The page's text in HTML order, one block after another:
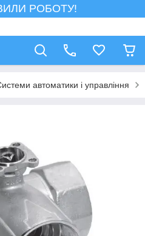
РОБОТУ!
автоматики і управління